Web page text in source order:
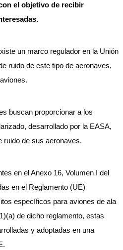
el objetivo de recibir
un marco regulador en la Unión
ruido de este tipo de aeronaves,
buscan proporcionar a los
desarrollado por la EASA,
ruido de sus aeronaves.
en el Anexo 16, Volumen I del
en el Reglamento (UE)
específicos para aviones de ala
de dicho reglamento, estas
y adoptadas en una